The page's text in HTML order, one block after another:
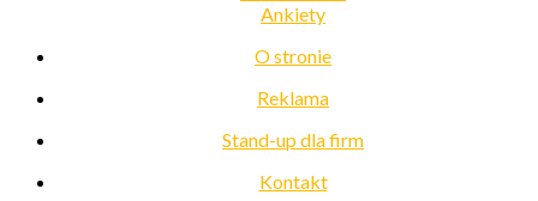
Ankiety
O stronie
Reklama
Stand-up dla firm
Kontakt